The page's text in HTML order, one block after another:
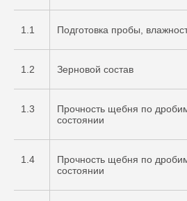
1.1 Подготовка пробы,
1.2 Зерновой состав
1.3
Прочность щебня по
состоянии
1.4
Прочность щебня по
состоянии